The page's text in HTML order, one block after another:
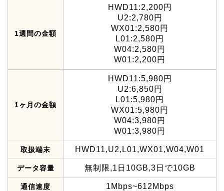
1週間の金額
HWD11:2,200円
U2:2,780円
WX01:2,580円
L01:2,580円
W04:2,580円
W01:2,200円
1ヶ月の金額
HWD11:5,980円
U2:6,850円
L01:5,980円
WX01:5,980円
W04:3,980円
W01:3,980円
取扱端末 HWD11,U2,L01,WX01,W04,W01
データ容量 無制限,1日10GB,3日で10GB
通信速度 1Mbps~612Mbps